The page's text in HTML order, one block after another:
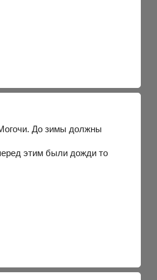
До зимы должны
этим были дожди то